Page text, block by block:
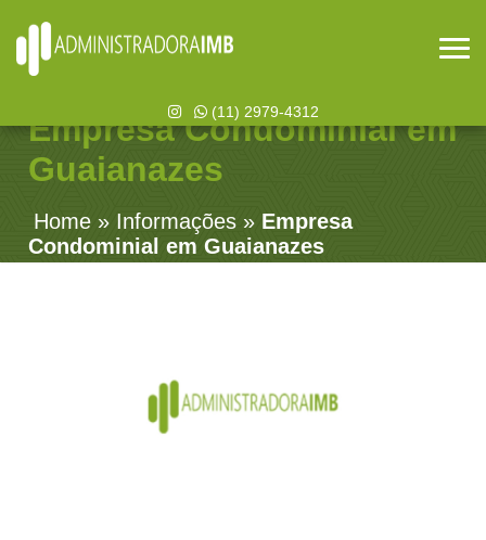
(11) 2979-4312
Empresa Condominial em
Guaianazes
Home » Informações » Empresa
Condominial em Guaianazes